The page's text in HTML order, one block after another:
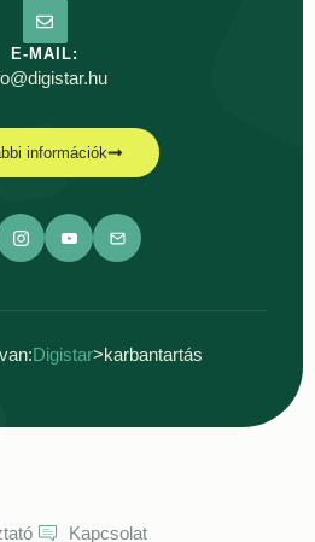
E-MAIL:
információk
Digistar>karbantartás
Kapcsolat